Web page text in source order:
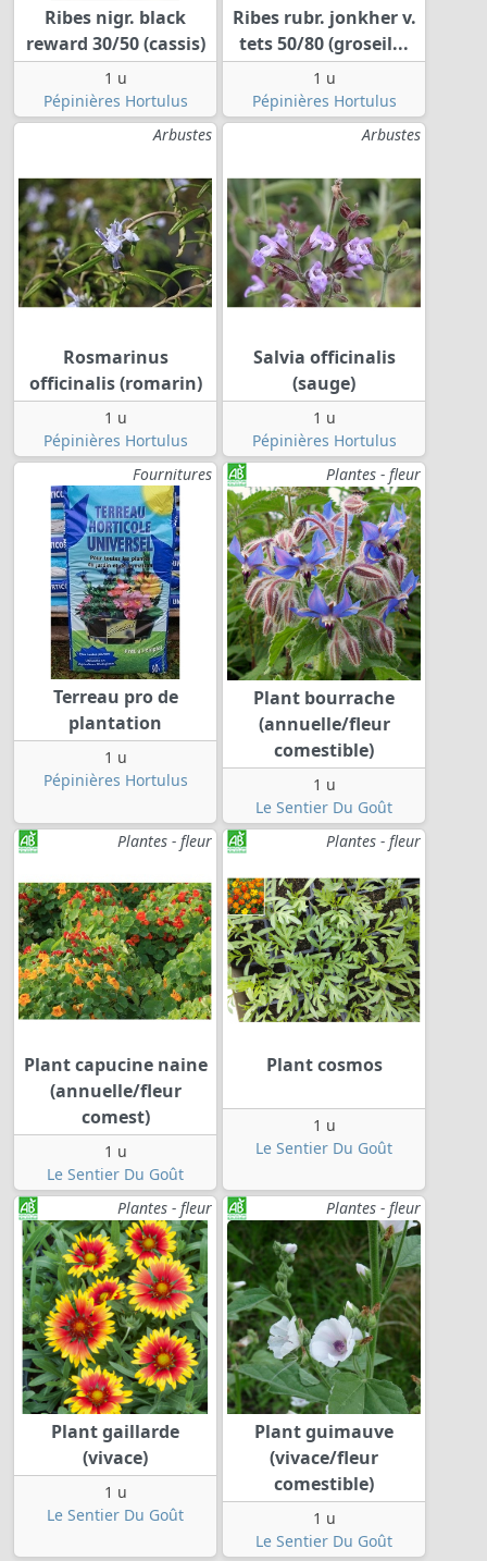
Ribes nigr. black
reward 30/50 (cassis)
1 u
Pépinières Hortulus
Ribes rubr. jonkher v.
tets 50/80 (groseil...
1 u
Pépinières Hortulus
Arbustes
Rosmarinus
officinalis (romarin)
1 u
Pépinières Hortulus
Arbustes
Salvia officinalis
(sauge)
1 u
Pépinières Hortulus
Fournitures
Terreau pro de
plantation
1 u
Pépinières Hortulus
Plantes - fleur
Plant bourrache
(annuelle/fleur
comestible)
1 u
Le Sentier Du Goût
Plantes - fleur
Plant capucine naine
(annuelle/fleur
comest)
1 u
Le Sentier Du Goût
Plantes - fleur
Plant cosmos
1 u
Le Sentier Du Goût
Plantes - fleur
Plant gaillarde
(vivace)
1 u
Le Sentier Du Goût
Plantes - fleur
Plant guimauve
(vivace/fleur
comestible)
1 u
Le Sentier Du Goût